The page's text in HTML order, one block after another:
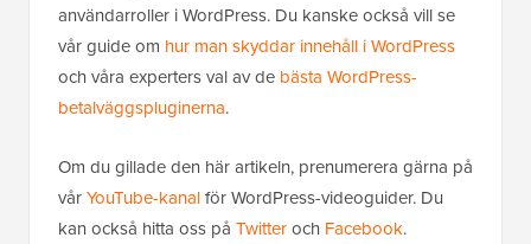
användarroller i WordPress. Du kanske också vill se
vår guide om hur man skyddar innehåll i WordPress
och våra experters val av de bästa WordPress-
betalväggspluginerna.
Om du gillade den här artikeln, prenumerera gärna på
vårYouTube-kanalför WordPress-videoguider. Du
kan också hitta oss på Twitteroch Facebook.